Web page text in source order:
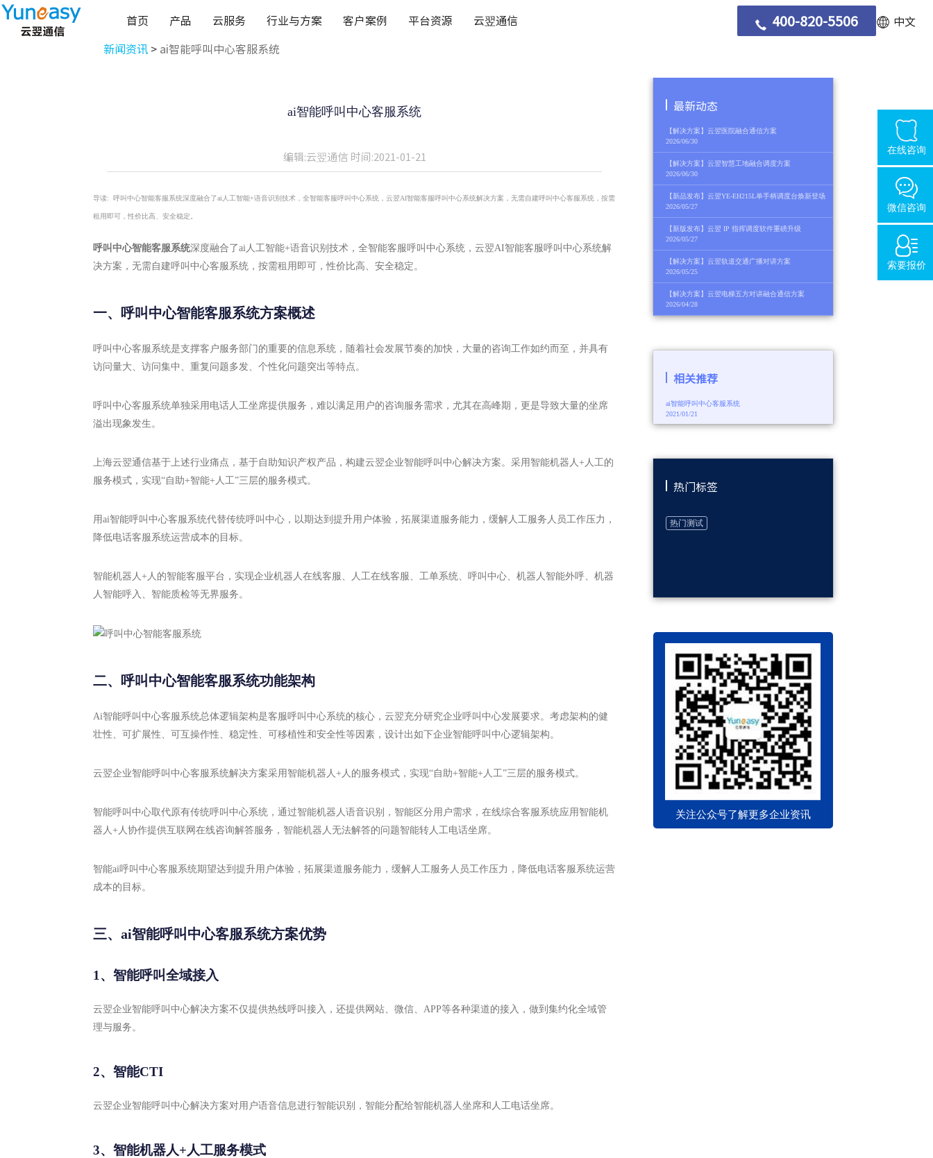
首页 产品 云服务 行业与方案 客户案例 平台资源 云翌通信 中文
400-820-5506
新闻资讯 > ai智能呼叫中心客服系统
ai智能呼叫中心客服系统
编辑:云翌通信 时间:2021-01-21
导读: 呼叫中心智能客服系统深度融合了ai人工智能+语音识别技术，全智能客服呼叫中心系统，云翌AI智能客服呼叫中心系统解决方案，无需自建呼叫中心客服系统，按需
租用即可，性价比高、安全稳定。
呼叫中心智能客服系统深度融合了ai人工智能+语音识别技术，全智能客服呼叫中心系统 ，云翌AI智能客服呼叫中心系统解
决方案，无需自建呼叫中心客服系统，按需租用即可，性价比高、安全稳定。
一、呼叫中心智能客服系统方案概述
呼叫中心客服系统是支撑客户服务部门的重要的信息系统，随着社会发展节奏的加快，大量的咨询工作如约而至，并具有
访问量大、访问集中、重复问题多发、个性化问题突出等特点。
呼叫中心客服系统单独采用电话人工坐席提供服务，难以满足用户的咨询服务需求，尤其在高峰期，更是导致大量的坐席
溢出现象发生。
上海云翌通信基于上述行业痛点，基于自助知识产权产品，构建云翌企业智能呼叫中心解决方案。采用智能机器人+人工的
服务模式，实现“自助+智能+人工”三层的服务模式。
用ai智能呼叫中心客服系统代替传统呼叫中心，以期达到提升用户体验，拓展渠道服务能力，缓解人工服务人员工作压力，
降低电话客服系统运营成本的目标。
智能机器人+人的智能客服平台，实现企业机器人在线客服、人工在线客服、工单系统、呼叫中心、机器人智能外呼、机器
人智能呼入、智能质检等无界服务。
二、呼叫中心智能客服系统功能架构
Ai智能呼叫中心客服系统总体逻辑架构是客服呼叫中心系统的核心，云翌充分研究企业呼叫中心发展要求。考虑架构的健
壮性、可扩展性、可互操作性、稳定性、可移植性和安全性等因素，设计出如下企业智能呼叫中心逻辑架构。
云翌企业智能呼叫中心客服系统解决方案采用智能机器人+人的服务模式，实现“自助+智能+人工”三层的服务模式。
智能呼叫中心取代原有传统呼叫中心系统，通过智能机器人语音识别，智能区分用户需求，在线综合客服系统应用智能机
器人+人协作提供互联网在线咨询解答服务，智能机器人无法解答的问题智能转人工电话坐席。
智能ai呼叫中心客服系统期望达到提升用户体验，拓展渠道服务能力，缓解人工服务人员工作压力，降低电话客服系统运营
成本的目标。
三、ai智能呼叫中心客服系统方案优势
1、智能呼叫全域接入
云翌企业智能呼叫中心解决方案不仅提供热线呼叫接入，还提供网站、微信、APP等各种渠道的接入，做到集约化全域管
理与服务。
2、智能CTI
云翌企业智能呼叫中心解决方案对用户语音信息进行智能识别，智能分配给智能机器人坐席和人工电话坐席。
3、智能机器人+人工服务模式
最新动态
【解决方案】云翌医院融合通信方案
2026/06/30
【解决方案】云翌智慧工地融合调度方案
2026/06/30
【新品发布】云翌YE-EH215L单手柄调度台焕新登场
2026/05/27
【新版发布】云翌 IP 指挥调度软件重磅升级
2026/05/27
【解决方案】云翌轨道交通广播对讲方案
2026/05/25
【解决方案】云翌电梯五方对讲融合通信方案
2026/04/28
相关推荐
ai智能呼叫中心客服系统
2021/01/21
热门标签
热门测试
关注公众号了解更多企业资讯
在线咨询
微信咨询
索要报价